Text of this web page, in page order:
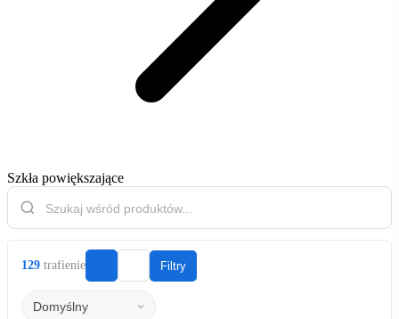
Szkła powiększające
129 trafienie Filtry